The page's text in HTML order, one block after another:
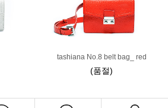
tashiana No.8 belt bag_ red
(품절)